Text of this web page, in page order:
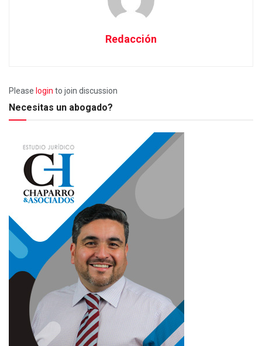
Redacción
Please login to join discussion
Necesitas un abogado?